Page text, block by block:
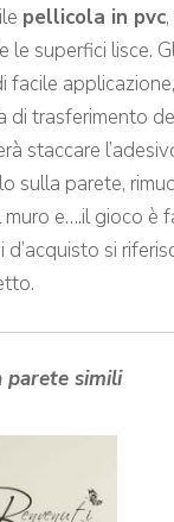
pellicola in pvc
superfici lisce.
facile
di trasferimento
staccare
sulla parete,
e….il gioco è
si
parete simili